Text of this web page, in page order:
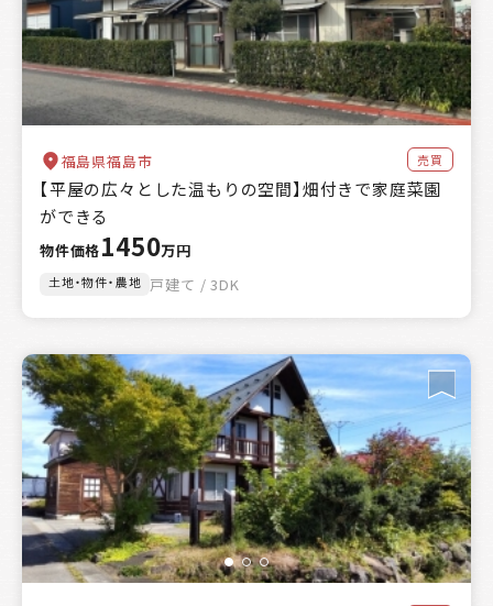
福島県福島市 売買
【平屋の広々とした温もりの空間】畑付きで家庭菜園
ができる
物件価格1450万円
土地・物件・農地 戸建て / 3DK